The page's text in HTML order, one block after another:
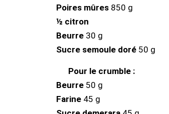
Poires mûres 850 g
½ citron
Beurre 30 g
Sucre semoule doré 50 g
Pour le crumble :
Beurre 50 g
Farine 45 g